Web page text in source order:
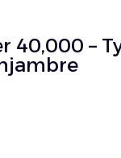
40,000 –